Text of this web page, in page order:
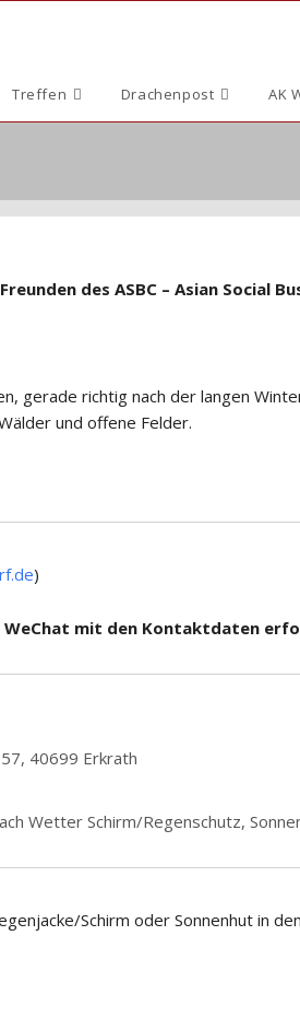
Treffen Drachenpost AK
des ASBC – Asian Social
gerade richtig nach der langen
und offene Felder.
)
WeChat mit den Kontaktdaten
40699 Erkrath
Wetter Schirm/Regenschutz,
Schirm oder Sonnenhut in